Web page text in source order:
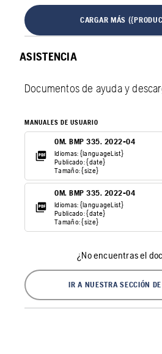
CARGAR MÁS
ASISTENCIA
Documentos de ayuda y
MANUALES DE USUARIO
OM. BMP 335. 2022-04
Idiomas: {languageList}
Publicado: {date}
Tamaño: {size}
OM. BMP 335. 2022-04
Idiomas: {languageList}
Publicado: {date}
Tamaño: {size}
¿No encuentras el
IR A NUESTRA SECCIÓN